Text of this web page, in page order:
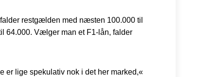
restgælden med næsten 100.000 til
64.000. Vælger man et F1-lån, falder
er lige spekulativ nok i det her marked,«